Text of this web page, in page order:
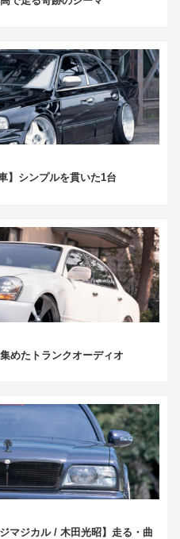
】シンプルを貫いた1台
めたトランクオーディオ
マジカル / 木田光昭】走る・曲